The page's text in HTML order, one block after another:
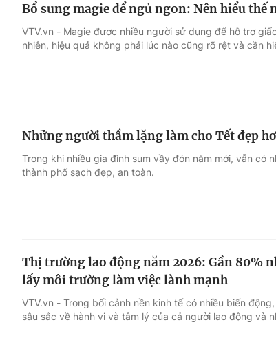
Bổ sung magie để ngủ ngon: Nên hiểu thế
VTV.vn - Magie được nhiều người sử dụng để hỗ trợ
nhiên, hiệu quả không phải lúc nào cũng rõ rệt và cần
Những người thầm lặng làm cho Tết đẹp
Trong khi nhiều gia đình sum vầy đón năm mới, vẫn có
thành phố sạch đẹp, an toàn.
Thị trường lao động năm 2026: Gần 80%
lấy môi trường làm việc lành mạnh
VTV.vn - Trong bối cảnh nền kinh tế có nhiều biến
sâu sắc về hành vi và tâm lý của cả người lao động và